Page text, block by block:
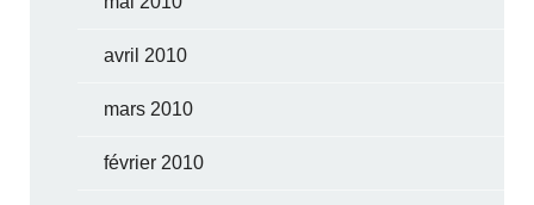
avril 2010
mars 2010
février 2010